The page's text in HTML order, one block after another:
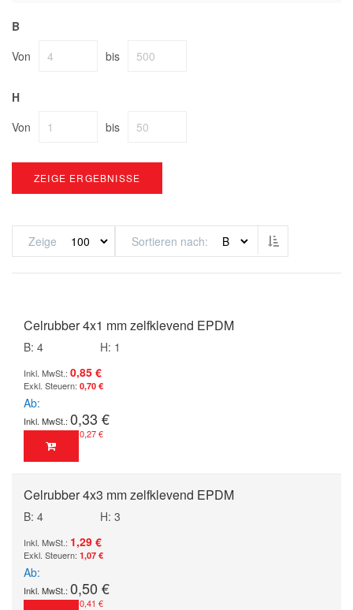
B
Von
bis
H
Von
bis
ZEIGE ERGEBNISSE
Zeige Sortieren nach Absteigend
Celrubber 4x1 mm zelfklevend EPDM
B: 4
H: 1
0,85 €
0,70 €
Ab
0,33 €
0,27 €
Celrubber 4x3 mm zelfklevend EPDM
B: 4
H: 3
1,29 €
1,07 €
Ab
0,50 €
0,41 €